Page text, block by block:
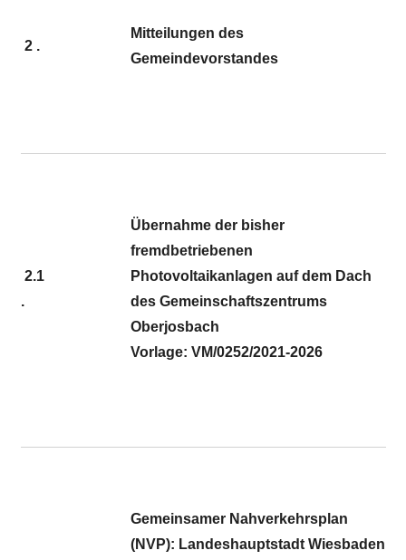
2 .
Mitteilungen des
Gemeindevorstandes
2.1
.
Übernahme der bisher
fremdbetriebenen
Photovoltaikanlagen auf dem Dach
des Gemeinschaftszentrums
Oberjosbach
Vorlage: VM/0252/2021-2026
Gemeinsamer Nahverkehrsplan
(NVP): Landeshauptstadt Wiesbaden